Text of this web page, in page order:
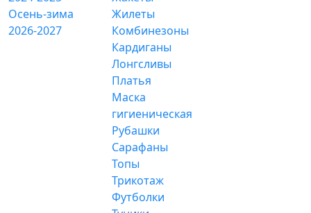
Осень-зима
2026-2027
Жилеты
Комбинезоны
Кардиганы
Лонгсливы
Платья
Маска
гигиеническая
Рубашки
Сарафаны
Топы
Трикотаж
Футболки